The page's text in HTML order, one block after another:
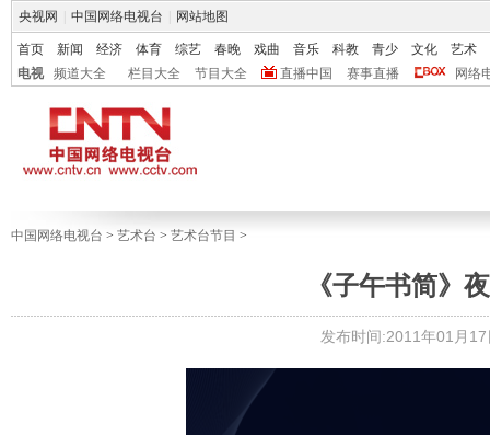
央视网 中国网络电视台 网站地图
首页 新闻 经济 体育 综艺 春晚 戏曲 音乐 科教 青少 文化
艺术
电视
频道大全 栏目大全 节目大全 直播中国 赛事直播 网络
中国网络电视台 > 艺术台 > 艺术台节目 >
《子午书简》
发布时间:2011年01月